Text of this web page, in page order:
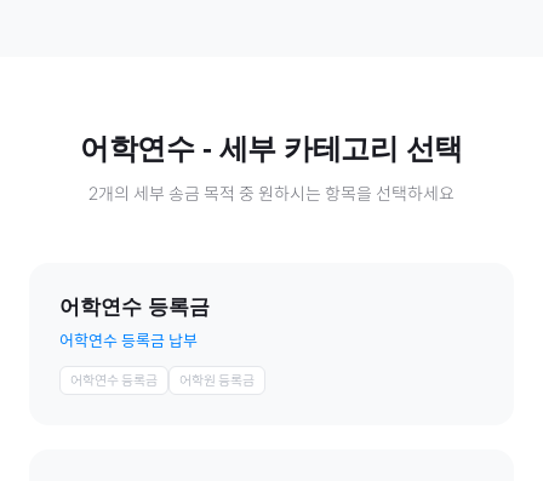
어학연수- 세부 카테고리 선택
2개의 세부 송금 목적 중 원하시는 항목을 선택하세요
어학연수 등록금
어학연수 등록금 납부
어학연수 등록금 어학원 등록금